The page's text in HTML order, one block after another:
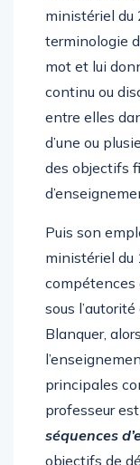
ministériel du
terminologie
mot et lui
continu ou
entre elles
d’une ou
des objectifs
Puis son
ministériel du
compétences
sous
Blanquer,
principales
professeur
séquences
objectifs de